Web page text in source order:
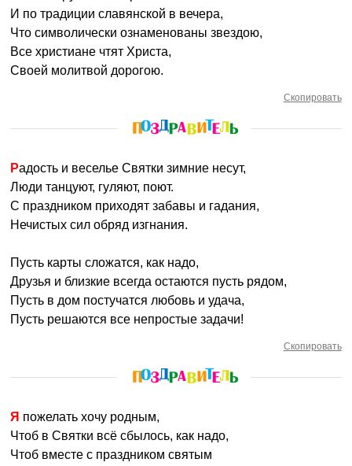
И по традиции славянской в вечера,
Что символически ознаменованы звездою,
Все христиане чтят Христа,
Своей молитвой дорогою.
Скопировать
Радость и веселье Святки зимние несут,
Люди танцуют, гуляют, поют.
С праздником приходят забавы и гадания,
Нечистых сил обряд изгнания.
Пусть карты сложатся, как надо,
Друзья и близкие всегда остаются пусть рядом,
Пусть в дом постучатся любовь и удача,
Пусть решаются все непростые задачи!
Скопировать
Я пожелать хочу родным,
Чтоб в Святки всё сбылось, как надо,
Чтоб вместе с праздником святым